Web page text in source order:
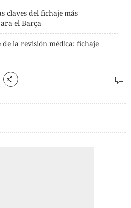
claves del fichaje más
el Barça
de la revisión médica: fichaje